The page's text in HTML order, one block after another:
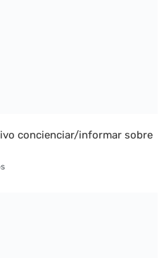
concienciar/informar sobre